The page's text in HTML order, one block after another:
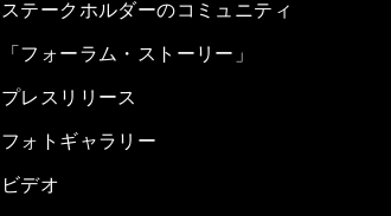
ステークホルダーのコミュニティ
「フォーラム・ストーリー」
プレスリリース
フォトギャラリー
ビデオ